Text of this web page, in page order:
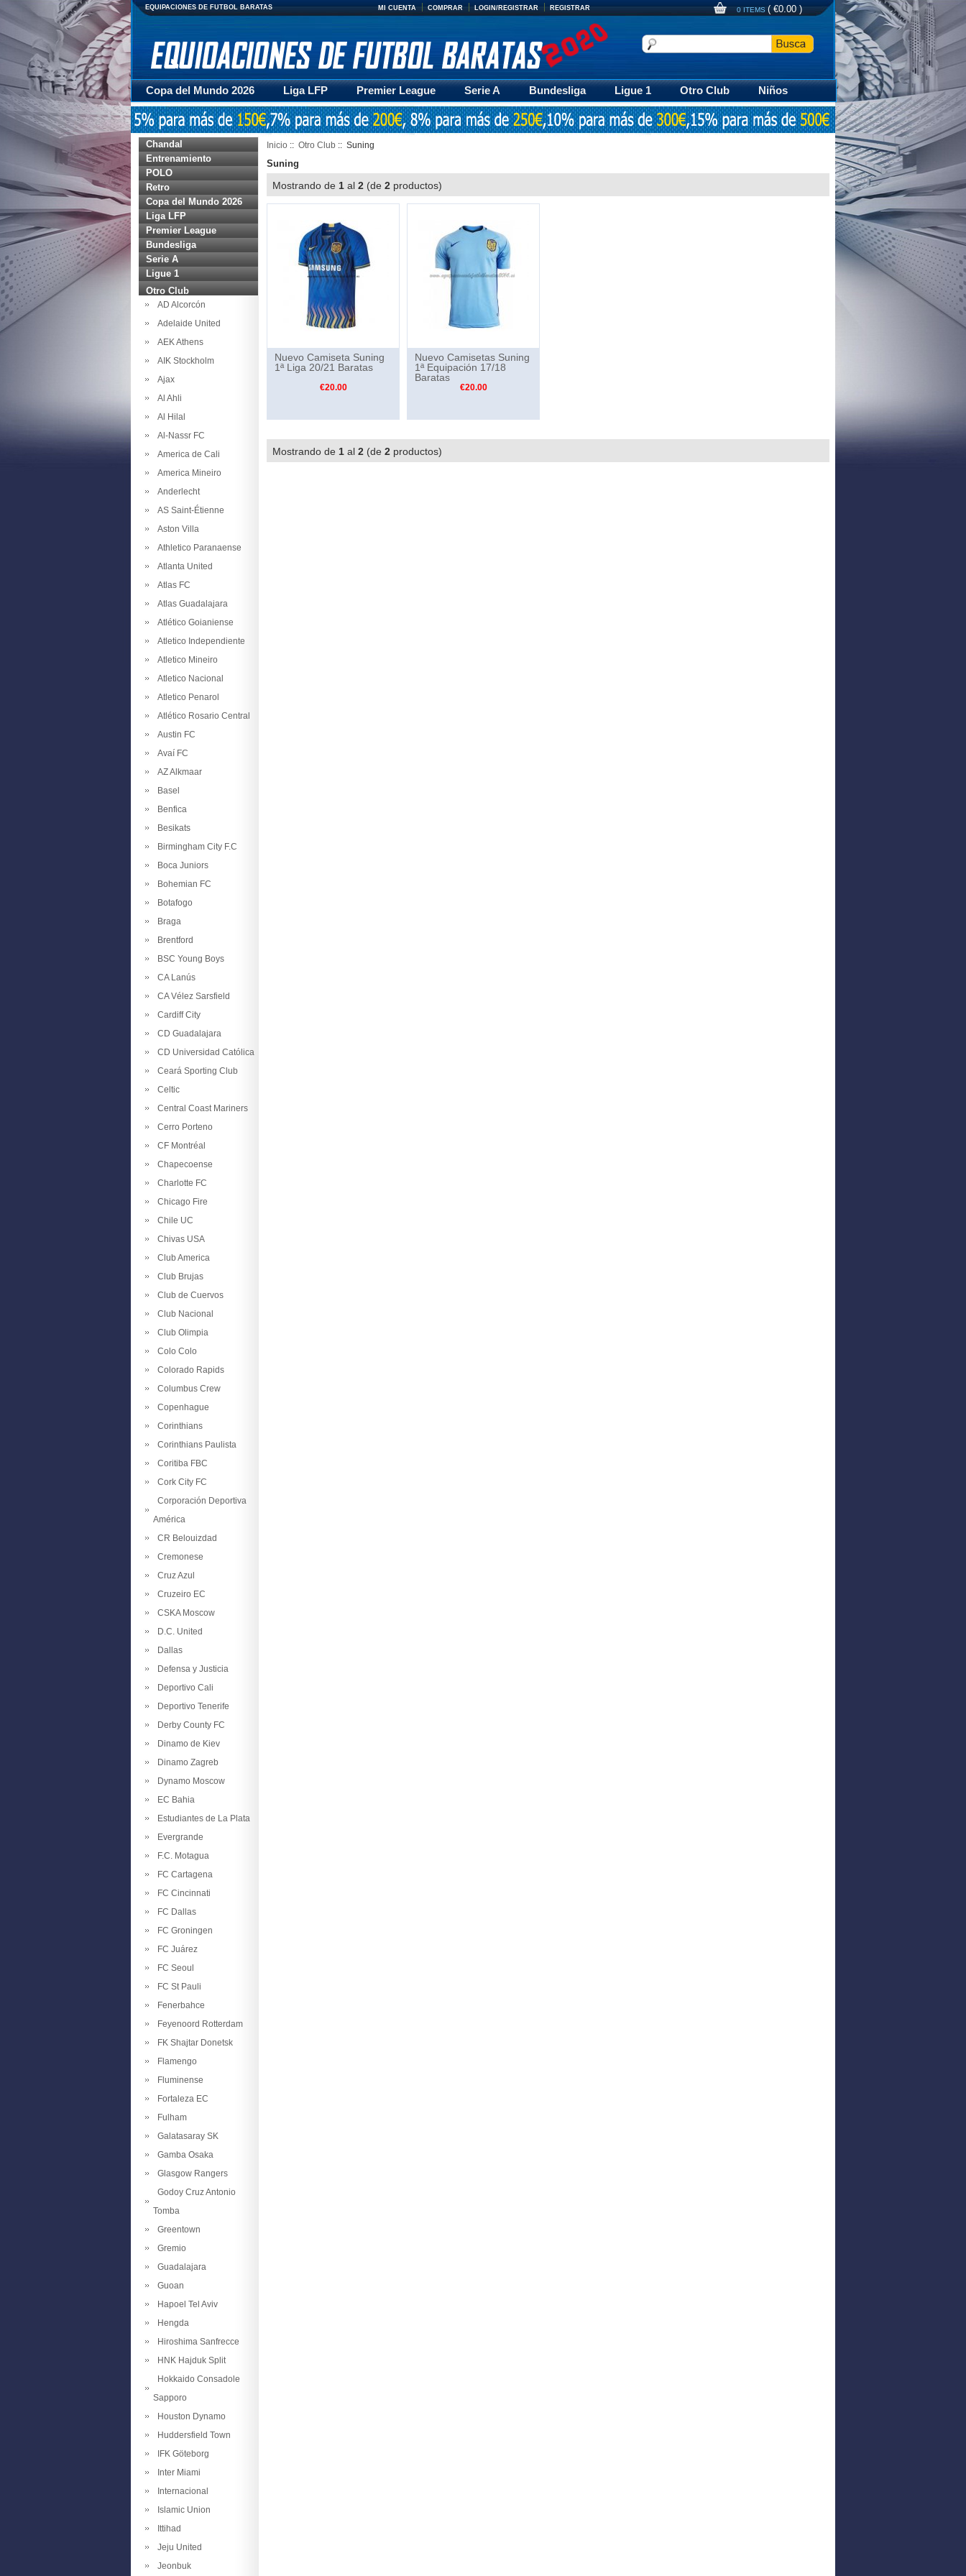
EQUIPACIONES DE FUTBOL BARATAS MI CUENTA COMPRAR LOGIN/REGISTRAR REGISTRAR 0 ITEMS ( €0.00 )
Copa del Mundo 2026 Liga LFP Premier League Serie A Bundesliga Ligue 1 Otro Club
Niños
Mujer
Otras series Accesorios Entrenamiento Retro Chandal POLO
Chandal
Entrenamiento
POLO
Retro
Copa del Mundo 2026
Liga LFP
Premier League
Bundesliga
Serie A
Ligue 1
Otro Club
AD Alcorcón
Adelaide United
AEK Athens
AIK Stockholm
Ajax
Al Ahli
Al Hilal
Al-Nassr FC
America de Cali
America Mineiro
Anderlecht
AS Saint-Étienne
Aston Villa
Athletico Paranaense
Atlanta United
Atlas FC
Atlas Guadalajara
Atlético Goianiense
Atletico Independiente
Atletico Mineiro
Atletico Nacional
Atletico Penarol
Atlético Rosario Central
Austin FC
Avaí FC
AZ Alkmaar
Basel
Benfica
Besikats
Birmingham City F.C
Boca Juniors
Bohemian FC
Botafogo
Braga
Brentford
BSC Young Boys
CA Lanús
CA Vélez Sarsfield
Cardiff City
CD Guadalajara
CD Universidad Católica
Ceará Sporting Club
Celtic
Central Coast Mariners
Cerro Porteno
CF Montréal
Chapecoense
Charlotte FC
Chicago Fire
Chile UC
Chivas USA
Club America
Club Brujas
Club de Cuervos
Club Nacional
Club Olimpia
Colo Colo
Colorado Rapids
Columbus Crew
Copenhague
Corinthians
Corinthians Paulista
Coritiba FBC
Cork City FC
Corporación Deportiva
América
CR Belouizdad
Cremonese
Cruz Azul
Cruzeiro EC
CSKA Moscow
D.C. United
Dallas
Defensa y Justicia
Deportivo Cali
Deportivo Tenerife
Derby County FC
Dinamo de Kiev
Dinamo Zagreb
Dynamo Moscow
EC Bahia
Estudiantes de La Plata
Evergrande
F.C. Motagua
FC Cartagena
FC Cincinnati
FC Dallas
FC Groningen
FC Juárez
FC Seoul
FC St Pauli
Fenerbahce
Feyenoord Rotterdam
FK Shajtar Donetsk
Flamengo
Fluminense
Fortaleza EC
Fulham
Galatasaray SK
Gamba Osaka
Glasgow Rangers
Godoy Cruz Antonio
Tomba
Greentown
Gremio
Guadalajara
Guoan
Hapoel Tel Aviv
Hengda
Hiroshima Sanfrecce
HNK Hajduk Split
Hokkaido Consadole
Sapporo
Houston Dynamo
Huddersfield Town
IFK Göteborg
Inter Miami
Internacional
Islamic Union
Ittihad
Jeju United
Jeonbuk
Inicio :: Otro Club :: Suning
Suning
Mostrando de 1 al 2 (de 2 productos)
Nuevo Camiseta Suning
1ª Liga 20/21 Baratas
€20.00
Nuevo Camisetas Suning
1ª Equipación 17/18
Baratas
€20.00
Mostrando de 1 al 2 (de 2 productos)